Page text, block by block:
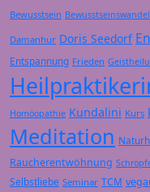
Bewusstsein Bewusstseinswandel
Damanhur Doris Seedorf
Entspannung Frieden
Homöopathie Kundalini Kurs
Meditation
Raucherentwöhnung
Selbstliebe Seminar TCM